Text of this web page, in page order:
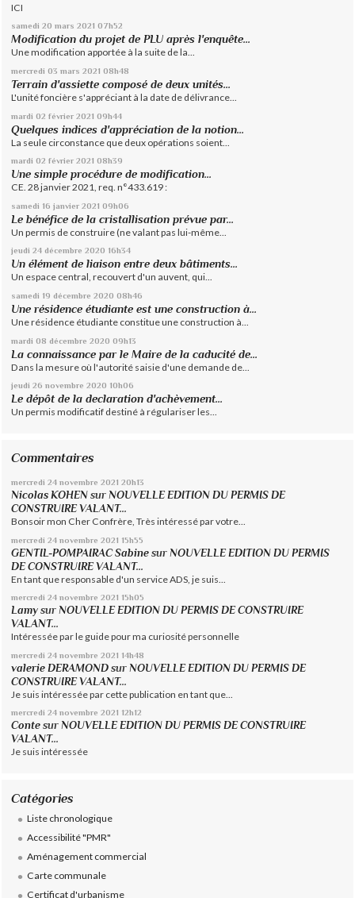
ICI
samedi 20 mars 2021 07h52
Modification du projet de PLU après l'enquête...
Une modification apportée à la suite de la...
mercredi 03 mars 2021 08h48
Terrain d'assiette composé de deux unités...
L'unité foncière s'appréciant à la date de délivrance...
mardi 02 février 2021 09h44
Quelques indices d'appréciation de la notion...
La seule circonstance que deux opérations soient...
mardi 02 février 2021 08h39
Une simple procédure de modification...
CE. 28 janvier 2021, req. n°433.619 :
samedi 16 janvier 2021 09h06
Le bénéfice de la cristallisation prévue par...
Un permis de construire (ne valant pas lui-même...
jeudi 24 décembre 2020 16h34
Un élément de liaison entre deux bâtiments...
Un espace central, recouvert d'un auvent, qui...
samedi 19 décembre 2020 08h46
Une résidence étudiante est une construction à...
Une résidence étudiante constitue une construction à...
mardi 08 décembre 2020 09h13
La connaissance par le Maire de la caducité de...
Dans la mesure où l'autorité saisie d'une demande de...
jeudi 26 novembre 2020 10h06
Le dépôt de la declaration d'achèvement...
Un permis modificatif destiné à régulariser les...
Commentaires
mercredi 24 novembre 2021 20h13
Nicolas KOHEN sur NOUVELLE EDITION DU PERMIS DE
CONSTRUIRE VALANT...
Bonsoir mon Cher Confrère, Très intéressé par votre...
mercredi 24 novembre 2021 15h55
GENTIL-POMPAIRAC Sabine sur NOUVELLE EDITION DU PERMIS
DE CONSTRUIRE VALANT...
En tant que responsable d'un service ADS, je suis...
mercredi 24 novembre 2021 15h05
Lamy surNOUVELLE EDITION DU PERMIS DE CONSTRUIRE
VALANT...
Intéressée par le guide pour ma curiosité personnelle
mercredi 24 novembre 2021 14h48
valerie DERAMOND sur NOUVELLE EDITION DU PERMIS DE
CONSTRUIRE VALANT...
Je suis intéressée par cette publication en tant que...
mercredi 24 novembre 2021 12h12
Conte surNOUVELLE EDITION DU PERMIS DE CONSTRUIRE
VALANT...
Je suis intéressée
Catégories
Liste chronologique
Accessibilité "PMR"
Aménagement commercial
Carte communale
Certificat d'urbanisme